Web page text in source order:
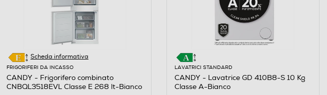
Scheda informativa
FRIGORIFERI DA INCASSO
CANDY - Frigorifero combinato
CNBQL3518EVL Classe E 268 lt-Bianco
LAVATRICI STANDARD
CANDY - Lavatrice GD 410B8-S 10 Kg
Classe A-Bianco